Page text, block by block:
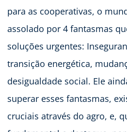
para as cooperativas, o
assolado por 4 fantasmas
soluções urgentes:
transição energética,
desigualdade social. Ele
superar esses fantasmas,
cruciais através do agro, e,